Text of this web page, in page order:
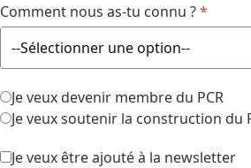
Comment nous as-tu connu ?*
Je veux devenir membre du PCR
Je veux soutenir la construction du
Je veux être ajouté à la newsletter